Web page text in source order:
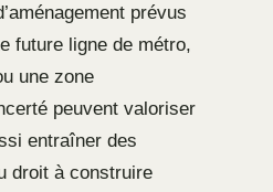
prévus
future ligne de métro,
une zone
peuvent valoriser
entraîner des
droit à construire